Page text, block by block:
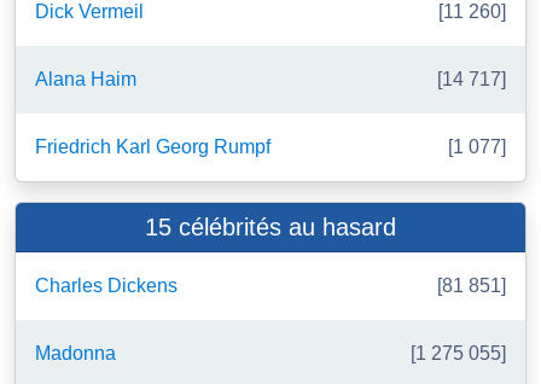
Dick Vermeil [11 260]
Alana Haim [14 717]
Friedrich Karl Georg Rumpf [1 077]
15 célébrités au hasard
Charles Dickens [81 851]
Madonna [1 275 055]